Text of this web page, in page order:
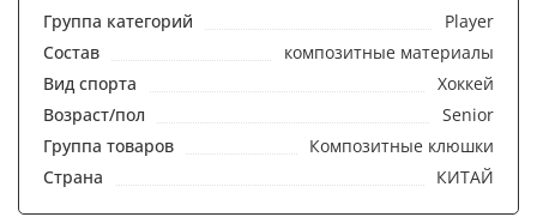
Группа категорий
Player
Состав
композитные материалы
Вид спорта
Хоккей
Возраст/пол
Senior
Группа товаров
Композитные клюшки
Страна
КИТАЙ